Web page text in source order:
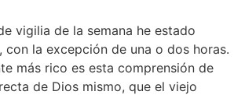
vigilia de la semana he estado
con la excepción de una o dos horas.
más rico es esta comprensión de
de Dios mismo, que el viejo